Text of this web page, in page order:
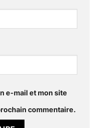
e-mail et mon site
commentaire.